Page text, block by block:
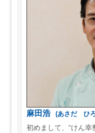
麻田浩
(あさだ ひ
初めまして、“けん